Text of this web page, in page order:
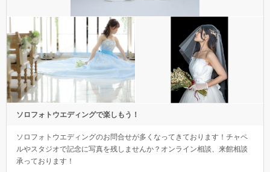
ソロフォトウエディングで楽しもう！
ソロフォトウエディングのお問合せが多くなってきております！チャペ
ルやスタジオで記念に写真を残しませんか？オンライン相談、来館相談
承っております！